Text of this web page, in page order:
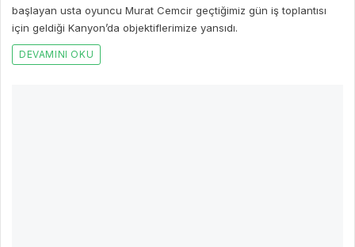
başlayan usta oyuncu Murat Cemcir geçtiğimiz gün iş toplantısı
için geldiği Kanyon’da objektiflerimize yansıdı.
DEVAMINI OKU